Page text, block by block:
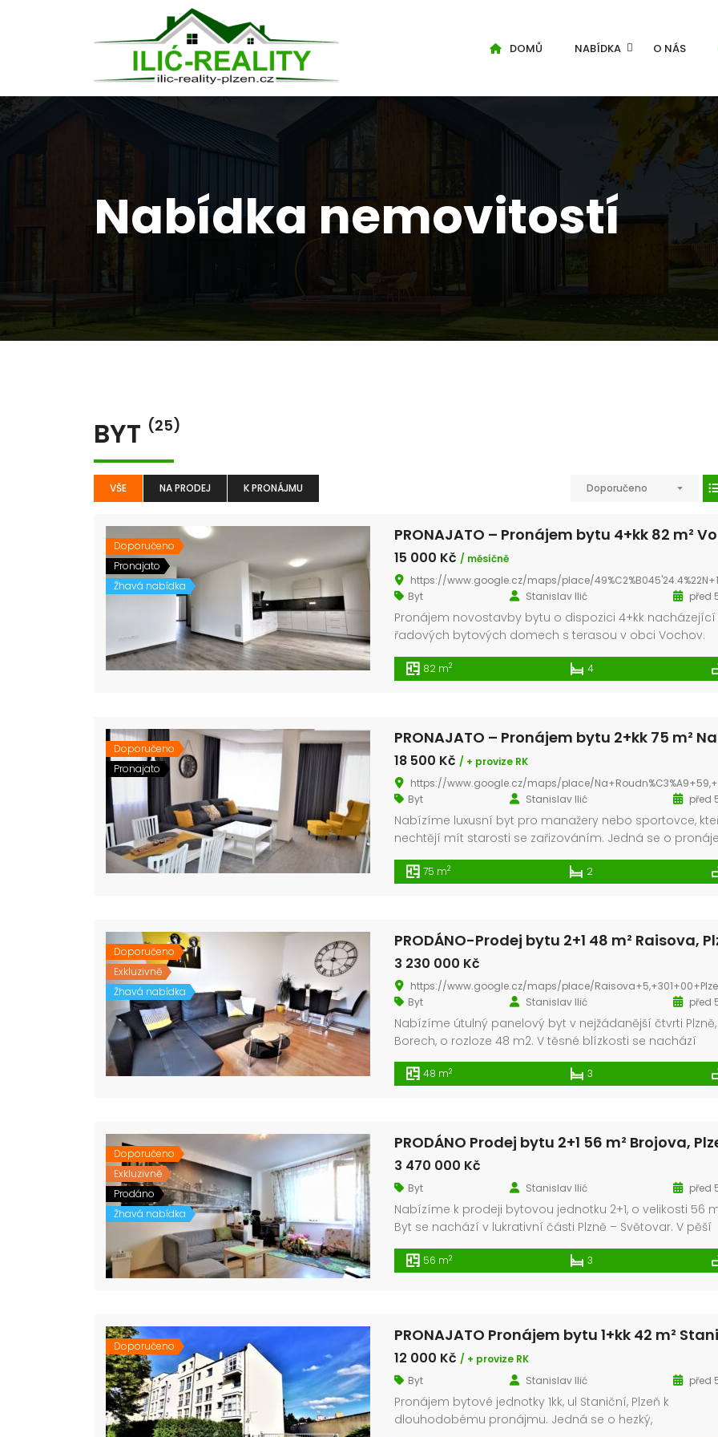
DOMŮ NABÍDKA O NÁS
Nabídka nemovitostí
BYT (25)
VŠE NA PRODEJ K PRONÁJMU Doporučeno
Doporučeno
Pronajato
Žhavá nabídka
15 000 Kč / měsíčně
https://www.google.cz/maps/place/49%C2%B045'24.4%22N+13%C2%B016'11.8%22E/@49.756769,13.267906,516m/
Byt
Stanislav Ilić před
Pronájem novostavby bytu o dispozici 4+kk nacházející
řadových bytových domech s terasou v obci Vochov.
Jedná se o zděnou novostavbu, která je dispozičně
jako 4+kk a je 1p. V bytě se nachází obývací pokoj s
82 m2 4
Doporučeno
Pronajato
18 500 Kč / + provize RK
https://www.google.cz/maps/place/Na+Roudn%C3%A9+59,+301+00+Plze%C5%88+1/@49.7557952,13.3778215,17z/
Byt
Stanislav Ilić před
Nabízíme luxusní byt pro manažery nebo sportovce,
nechtějí mít starosti se zařizováním. Jedná se o
velikosti 75m2 v Rezidenci Roudná. K bytu náleží
75 m2 2
Doporučeno
Exkluzivně
Žhavá nabídka
3 230 000 Kč
https://www.google.cz/maps/place/Raisova+5,+301+00+Plze%C5%88+3/@49.7286771,13.3713347,17z/
Byt
Stanislav Ilić před
Nabízíme útulný panelový byt v nejžádanější čtvrti
Borech, o rozloze 48 m2. V těsné blízkosti se nachází
veškerá občanská vybavenost: školka, supermarket,
zdravotní středisko, hřiště, hospůdka a další. Pár metrů
48 m2 3
Doporučeno
Exkluzivně
Prodáno
Žhavá nabídka
3 470 000 Kč
Byt Stanislav Ilić před
Nabízíme k prodeji bytovou jednotku 2+1, o velikosti 56
Byt se nachází v lukrativní části Plzně – Světovar. V pěší
vzdálenosti, pár metrů od bytu je školka, škola,
zařízení i nákupní centrum. Tramvajová zastávka je 1min
56 m2 3
Doporučeno
12 000 Kč / + provize RK
Byt
Stanislav Ilić před
Pronájem bytové jednotky 1kk, ul Staniční, Plzeň k
dlouhodobému pronájmu. Jedná se o hezký,
Prodej bytu 3+kk 68 m² Bolevecká, Plzeň – Severní Předměstí
6 500 000 Kč 3 481 500 Kč